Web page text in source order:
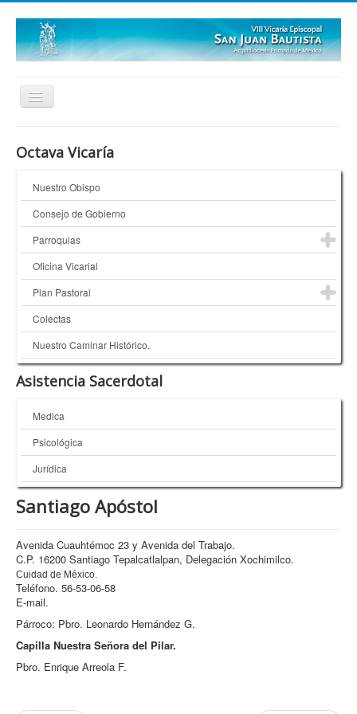
Quienes Somos
¿Dónde Estamos?
Galerías
Octava Vicaría
Nuestro Obispo
Consejo de Gobierno
Parroquias
Oficina Vicarial
Plan Pastoral
Colectas
Nuestro Caminar Histórico.
Asistencia Sacerdotal
Medica
Psicológica
Jurídica
Santiago Apóstol
Avenida Cuauhtémoc 23 y Avenida del Trabajo.
C.P. 16200 Santiago Tepalcatlalpan, Delegación Xochimilco.
Cuidad de México.
Teléfono. 56-53-06-58
E-mail.
Párroco: Pbro. Leonardo Hernández G.
Capilla Nuestra Señora del Pilar.
Pbro. Enrique Arreola F.